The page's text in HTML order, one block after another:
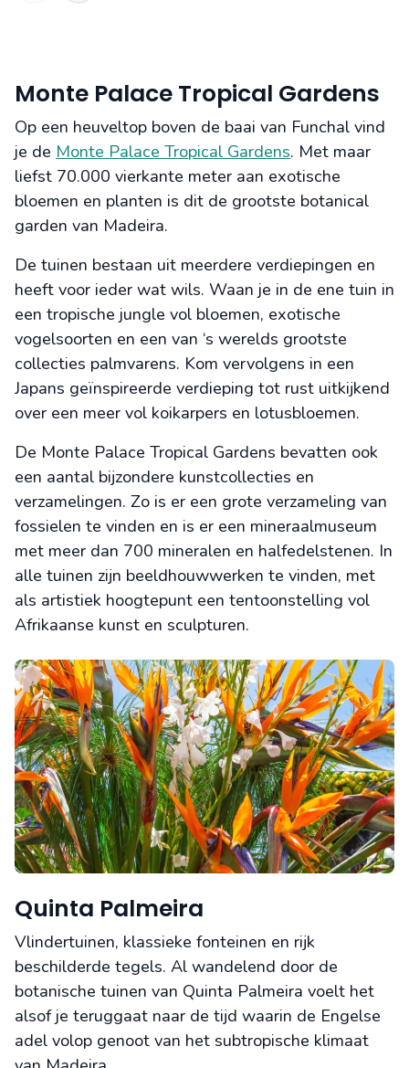
Monte Palace Tropical Gardens
Op een heuveltop boven de baai van Funchal vind
je de Monte Palace Tropical Gardens. Met maar
liefst 70.000 vierkante meter aan exotische
bloemen en planten is dit de grootste botanical
garden van Madeira.
De tuinen bestaan uit meerdere verdiepingen en
heeft voor ieder wat wils. Waan je in de ene tuin in
een tropische jungle vol bloemen, exotische
vogelsoorten en een van ‘s werelds grootste
collecties palmvarens. Kom vervolgens in een
Japans geïnspireerde verdieping tot rust uitkijkend
over een meer vol koikarpers en lotusbloemen.
De Monte Palace Tropical Gardens bevatten ook
een aantal bijzondere kunstcollecties en
verzamelingen. Zo is er een grote verzameling van
fossielen te vinden en is er een mineraalmuseum
met meer dan 700 mineralen en halfedelstenen. In
alle tuinen zijn beeldhouwwerken te vinden, met
als artistiek hoogtepunt een tentoonstelling vol
Afrikaanse kunst en sculpturen.
Quinta Palmeira
Vlindertuinen, klassieke fonteinen en rijk
beschilderde tegels. Al wandelend door de
botanische tuinen van Quinta Palmeira voelt het
alsof je teruggaat naar de tijd waarin de Engelse
adel volop genoot van het subtropische klimaat